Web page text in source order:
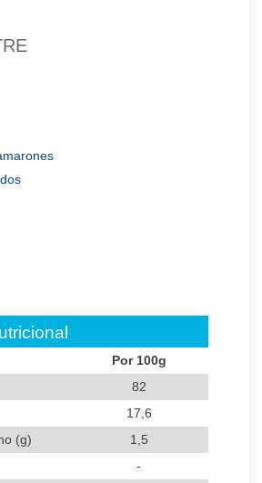
Por 100g
82
17,6
(g)
1,5
-